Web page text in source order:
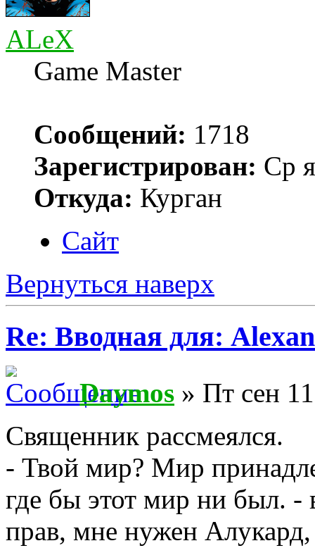
ALeX
Game Master
Сообщений: 1718
Зарегистрирован: Ср
Откуда: Курган
Сайт
Вернуться наверх
Re: Вводная для:
Daymos » Пт сен
Священник рассмеялся.
- Твой мир? Мир
где бы этот мир ни был. -
прав, мне нужен